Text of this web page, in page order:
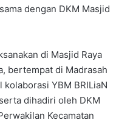
dengan DKM Masjid
di Masjid Raya
bertempat di Madrasah
YBM BRILiaN
dihadiri oleh DKM
Kecamatan